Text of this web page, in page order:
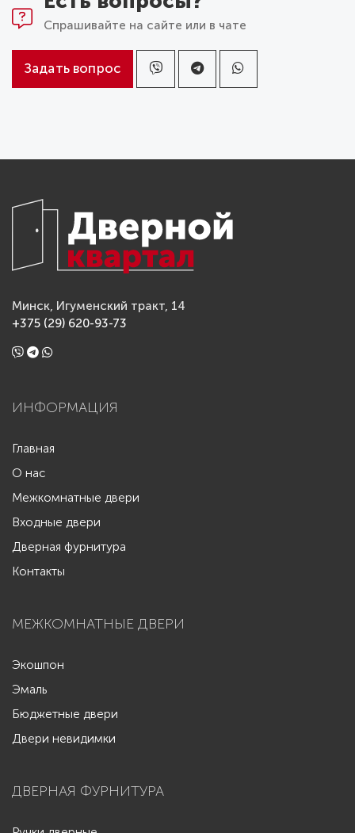
Спрашивайте на сайте или в чате
Задать вопрос
Минск, Игуменский тракт, 14
+375 (29) 620-93-73
ИНФОРМАЦИЯ
Главная
О нас
Межкомнатные двери
Входные двери
Дверная фурнитура
Контакты
МЕЖКОМНАТНЫЕ ДВЕРИ
Экошпон
Эмаль
Бюджетные двери
Двери невидимки
ДВЕРНАЯ ФУРНИТУРА